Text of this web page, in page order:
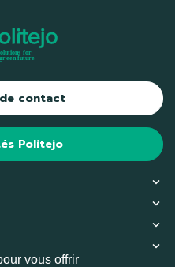
vous offrir
contact
Politejo